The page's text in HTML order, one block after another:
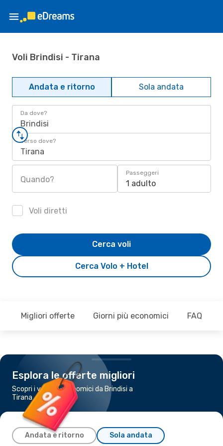
Voli Brindisi - Tirana
Andata e ritorno Sola andata
Da dove?
Brindisi
Verso dove?
Tirana
Quando?
Passeggeri
1 adulto
Voli diretti
Cerca Volo + Hotel
Cerca voli
Migliori offerte Giorni più economici FAQ
Esplora le offerte migliori
Scopri i voli più economici da Brindisi a
Tirana
Andata e ritorno Sola andata